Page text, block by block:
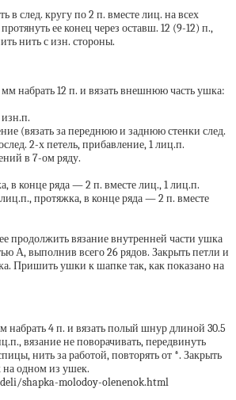
в след. кругу по 2 п. вместе лиц. на всех
ее конец через оставш. 12 (9-12) п.,
нить с изн. стороны.
набрать 12 п. и вязать внешнюю часть ушка:
изн.п.
(вязать за переднюю и заднюю стенки след.
2-х петель, прибавление, 1 лиц.п.
в 7-ом ряду.
в конце ряда — 2 п. вместе лиц., 1 лиц.п.
лиц.п., протяжка, в конце ряда — 2 п. вместе
продолжить вязание внутренней части ушка
А, выполнив всего 26 рядов. Закрыть петли и
Пришить ушки к шапке так, как показано на
4 п. и вязать полый шнур длиной 30.5
вязание не поворачивать, передвинуть
нить за работой, повторять от *. Закрыть
на одном из ушек.
shapka-molodoy-olenenok.html